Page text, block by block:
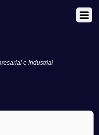
e Industrial